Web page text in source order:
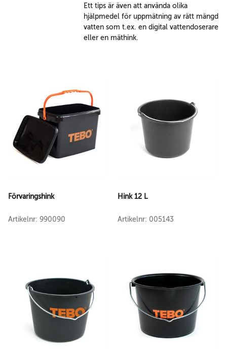
Ett tips är även att använda olika
hjälpmedel för uppmätning av rätt mängd
vatten som t.ex. en digital vattendoserare
eller en mäthink.
Förvaringshink
Artikelnr: 990090
Hink 12 L
Artikelnr: 005143